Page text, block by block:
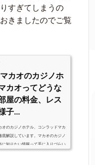
すぎてしまうの
きましたのでご覧
カオのカジノホ
カオってどうな
屋の料金、レス
子...
のカジノホテル、コンラッドマカ
解説しています。マカオのカジノ
に知りたい情報って手に入りづらい